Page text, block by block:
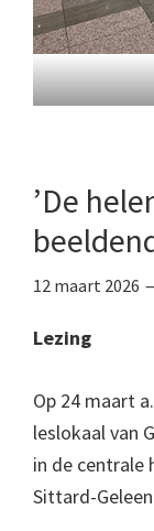
’De
12 maart 2026
Lezing
Op 24 maart
leslokaal van
in de centrale
Sittard-